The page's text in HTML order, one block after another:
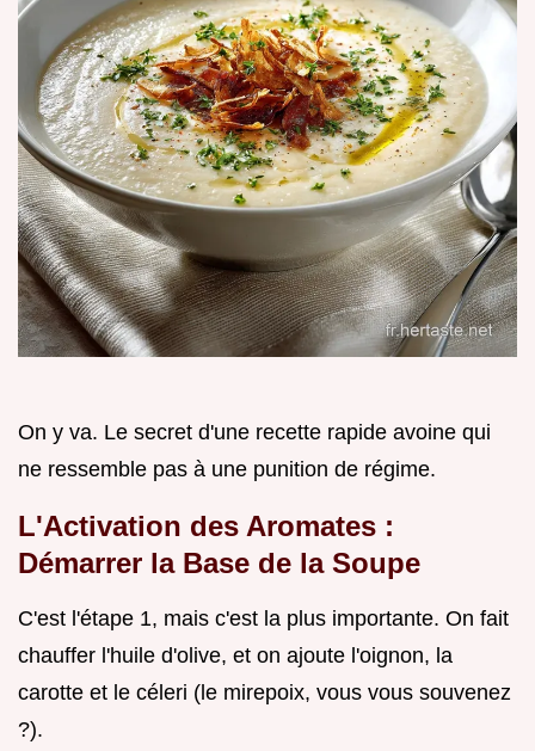
On y va. Le secret d'une recette rapide avoine qui
ne ressemble pas à une punition de régime.
L'Activation des Aromates :
Démarrer la Base de la Soupe
C'est l'étape 1, mais c'est la plus importante. On fait
chauffer l'huile d'olive, et on ajoute l'oignon, la
carotte et le céleri (le mirepoix, vous vous souvenez
?).